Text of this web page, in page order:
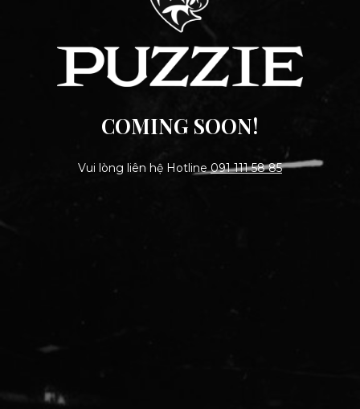
COMING SOON!
Vui lòng liên hệ Hotline091 111 58 85